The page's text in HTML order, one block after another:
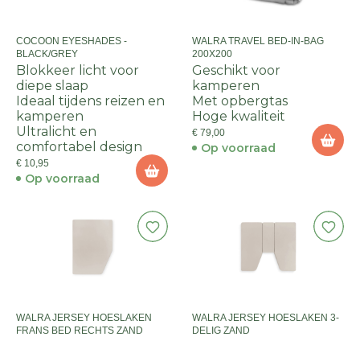
COCOON EYESHADES -
BLACK/GREY
Blokkeer licht voor
diepe slaap
Ideaal tijdens reizen en
kamperen
Ultralicht en
comfortabel design
€ 10,95
Op voorraad
WALRA TRAVEL BED-IN-BAG
200X200
Geschikt voor
kamperen
Met opbergtas
Hoge kwaliteit
€ 79,00
Op voorraad
WALRA JERSEY HOESLAKEN
FRANS BED RECHTS ZAND
WALRA JERSEY HOESLAKEN 3-
DELIG ZAND